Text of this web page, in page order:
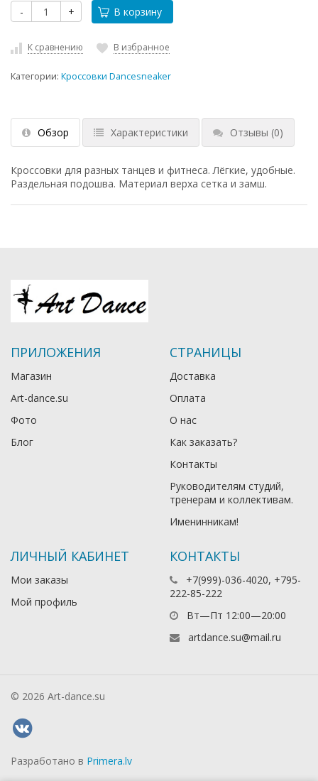
- + В корзину
К сравнению В избранное
Категории: Кроссовки Dancesneaker
Обзор Характеристики Отзывы (0)
Кроссовки для разных танцев и фитнеса. Лёгкие, удобные.
Раздельная подошва. Материал верха сетка и замш.
ПРИЛОЖЕНИЯ
Магазин
Art-dance.su
Фото
Блог
СТРАНИЦЫ
Доставка
Оплата
О нас
Как заказать?
Контакты
Руководителям студий,
тренерам и коллективам.
Именинникам!
ЛИЧНЫЙ КАБИНЕТ
Мои заказы
Мой профиль
КОНТАКТЫ
+7(999)-036-4020, +795-
222-85-222
Вт—Пт 12:00—20:00
artdance.su@mail.ru
© 2026 Art-dance.su
Разработано в Primera.lv